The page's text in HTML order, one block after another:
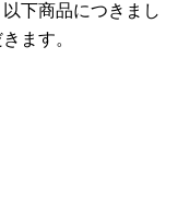
下商品につきまし
ます。